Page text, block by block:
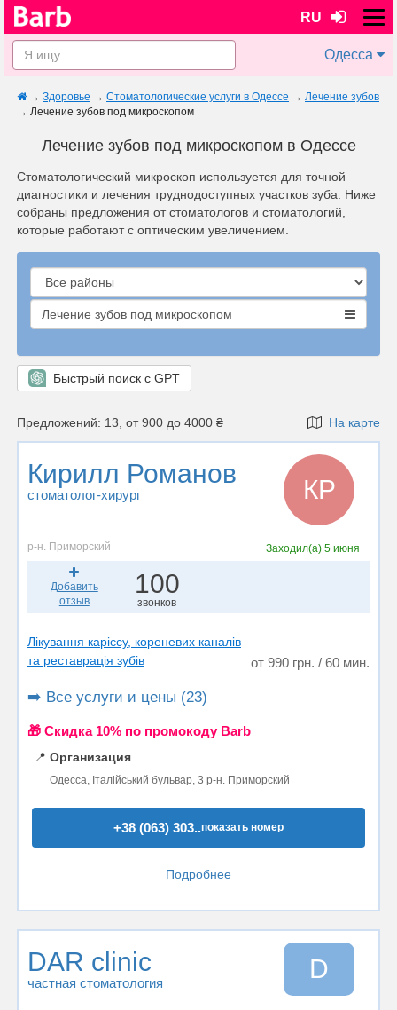
RU
Одесса
→ Здоровье → Стоматологические услуги в Одессе → Лечение зубов
→ Лечение зубов под микроскопом
Лечение зубов под микроскопом в Одессе
Стоматологический микроскоп используется для точной
диагностики и лечения труднодоступных участков зуба. Ниже
собраны предложения от стоматологов и стоматологий,
которые работают с оптическим увеличением.
Лечение зубов под микроскопом
Быстрый поиск с GPT
Предложений: 13, от 900 до 4000 ₴ На карте
Кирилл Романов
стоматолог-хирург КР
р-н. Приморский Заходил(а) 5 июня
Добавить
отзыв
100
звонков
Лікування карієсу, кореневих каналів
та реставрація зубів
от 990 грн. / 60 мин.
➡️ Все услуги и цены (23)
🎁 Cкидка 10% по промокоду Barb
📍 Организация
Одесса, Італійський бульвар, 3 р-н. Приморский
+38 (063) 303..показать номер
Подробнее
DAR clinic
частная стоматология D